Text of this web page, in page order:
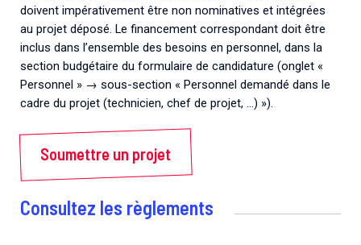
doivent impérativement être non nominatives et intégrées
au projet déposé. Le financement correspondant doit être
inclus dans l’ensemble des besoins en personnel, dans la
section budgétaire du formulaire de candidature (onglet «
Personnel » → sous-section « Personnel demandé dans le
cadre du projet (technicien, chef de projet, …) »).
Soumettre un projet
Consultez les règlements